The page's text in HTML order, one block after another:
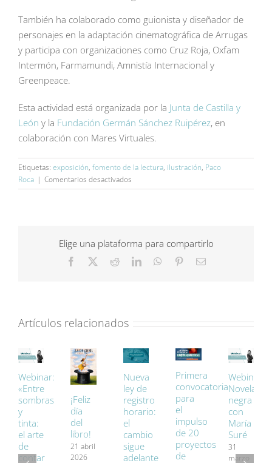
También ha colaborado como guionista y diseñador de
personajes en la adaptación cinematográfica de Arrugas
y participa con organizaciones como Cruz Roja, Oxfam
Intermón, Farmamundi, Amnistía Internacional y
Greenpeace.
Esta actividad está organizada por la Junta de Castilla y
León y la Fundación Germán Sánchez Ruipérez, en
colaboración con Mares Virtuales.
Etiquetas: exposición, fomento de la lectura, ilustración, Paco
Roca | Comentarios desactivados
Encuentro
bibliotecas
de
Elige una plataforma para compartirlo
Facebook RedditLinkedInWhatsApp
PinterestCorreo
Artículos relacionados
Webinar:
«Entre
sombras
y
tinta:
el arte
de
contar
¡Feliz
día
del
libro!
21 abril
2026
Nueva
ley de
registro
horario:
el
cambio
sigue
adelante
Primera
convocatoria
para
el
impulso
de 20
proyectos
de
Webinar:
Novela
negra
con
María
Suré
31
marzo